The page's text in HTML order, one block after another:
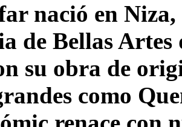
nació en Niza,
de Bellas
su obra de
como